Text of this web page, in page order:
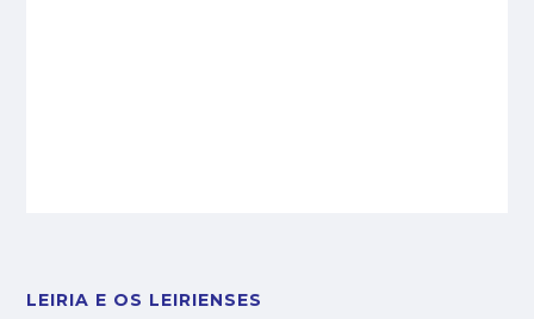
LEIRIA E OS LEIRIENSES